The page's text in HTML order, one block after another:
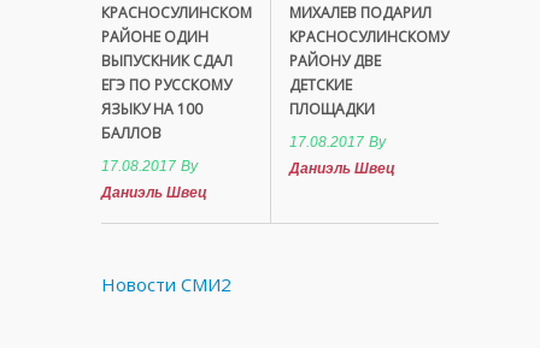
КРАСНОСУЛИНСКОМ
РАЙОНЕ ОДИН
ВЫПУСКНИК СДАЛ
ЕГЭ ПО РУССКОМУ
ЯЗЫКУ НА 100
БАЛЛОВ
17.08.2017 By
Даниэль Швец
МИХАЛЕВ ПОДАРИЛ
КРАСНОСУЛИНСКОМУ
РАЙОНУ ДВЕ
ДЕТСКИЕ
ПЛОЩАДКИ
17.08.2017 By
Даниэль Швец
Новости СМИ2